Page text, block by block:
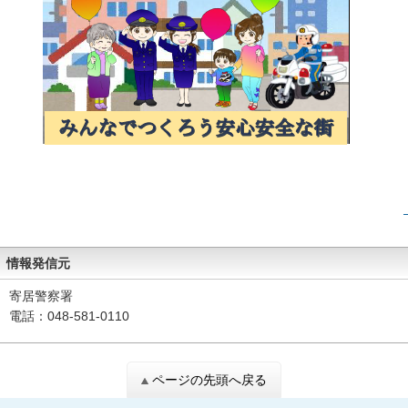
情報発信元
寄居警察署
電話：048-581-0110
ページの先頭へ戻る